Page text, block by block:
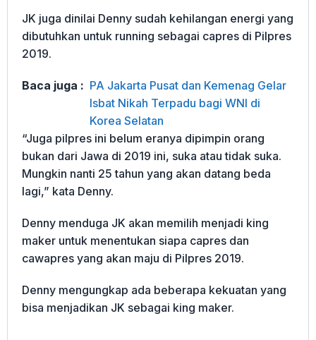
JK juga dinilai Denny sudah kehilangan energi yang
dibutuhkan untuk running sebagai capres di Pilpres
2019.
Baca juga : PA Jakarta Pusat dan Kemenag Gelar
Isbat Nikah Terpadu bagi WNI di
Korea Selatan
“Juga pilpres ini belum eranya dipimpin orang
bukan dari Jawa di 2019 ini, suka atau tidak suka.
Mungkin nanti 25 tahun yang akan datang beda
lagi,” kata Denny.
Denny menduga JK akan memilih menjadi king
maker untuk menentukan siapa capres dan
cawapres yang akan maju di Pilpres 2019.
Denny mengungkap ada beberapa kekuatan yang
bisa menjadikan JK sebagai king maker.